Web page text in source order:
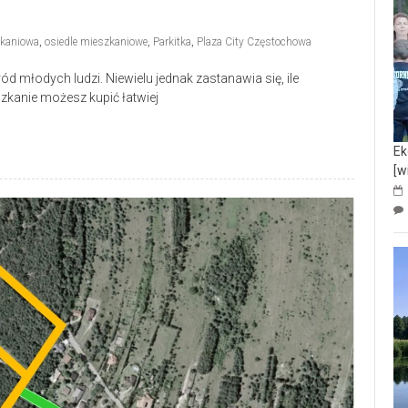
, osiedle mieszkaniowe, Parkitka, Plaza City Częstochowa
młodych ludzi. Niewielu jednak zastanawia się, ile
możesz kupić łatwiej